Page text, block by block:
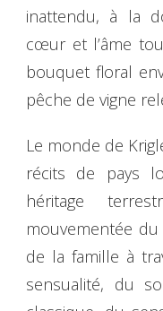
inattendu, à la
cœur et l’âme
bouquet floral
pêche de vigne
Le monde de
récits de pays
héritage
mouvementée
de la famille à
sensualité, du